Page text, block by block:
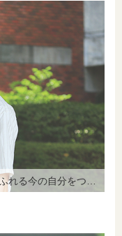
高校で過ごした3年間が、 好奇心にあふれる今の自分をつくってくれました。